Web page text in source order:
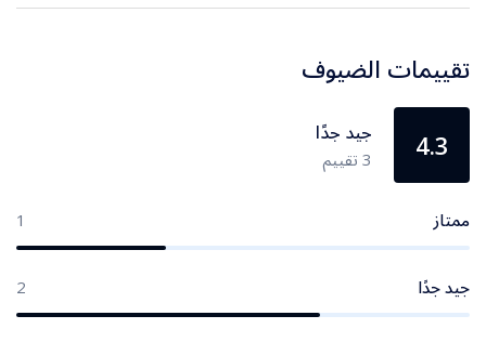
تقييمات الضيوف
4.3 جيد جدًا
3 تقييم
ممتاز 1
جيد جدًا 2